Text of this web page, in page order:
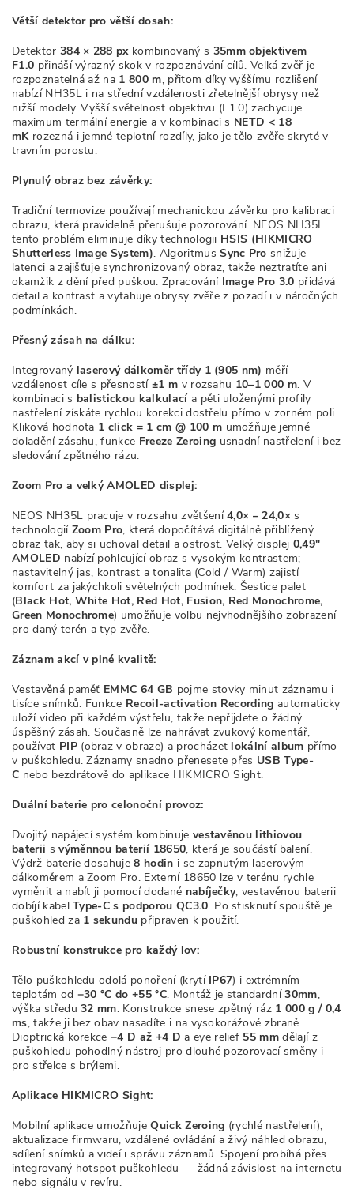
Větší detektor pro větší dosah:
Detektor 384 × 288 px kombinovaný s 35mm objektivem
F1.0 přináší výrazný skok v rozpoznávání cílů. Velká zvěř je
rozpoznatelná až na 1 800 m, přitom díky vyššímu rozlišení
nabízí NH35L i na střední vzdálenosti zřetelnější obrysy než
nižší modely. Vyšší světelnost objektivu (F1.0) zachycuje
maximum termální energie a v kombinaci s NETD < 18
mK rozezná i jemné teplotní rozdíly, jako je tělo zvěře skryté v
travním porostu.
Plynulý obraz bez závěrky:
Tradiční termovize používají mechanickou závěrku pro kalibraci
obrazu, která pravidelně přerušuje pozorování. NEOS NH35L
tento problém eliminuje díky technologii HSIS (HIKMICRO
Shutterless Image System). Algoritmus Sync Pro snižuje
latenci a zajišťuje synchronizovaný obraz, takže neztratíte ani
okamžik z dění před puškou. Zpracování Image Pro 3.0 přidává
detail a kontrast a vytahuje obrysy zvěře z pozadí i v náročných
podmínkách.
Přesný zásah na dálku:
Integrovaný laserový dálkoměr třídy 1 (905 nm) měří
vzdálenost cíle s přesností ±1 m v rozsahu 10–1 000 m. V
kombinaci s balistickou kalkulací a pěti uloženými profily
nastřelení získáte rychlou korekci dostřelu přímo v zorném poli.
Kliková hodnota 1 click = 1 cm @ 100 m umožňuje jemné
doladění zásahu, funkce Freeze Zeroing usnadní nastřelení i bez
sledování zpětného rázu.
Zoom Pro a velký AMOLED displej:
NEOS NH35L pracuje v rozsahu zvětšení 4,0× – 24,0× s
technologií Zoom Pro, která dopočítává digitálně přiblížený
obraz tak, aby si uchoval detail a ostrost. Velký displej 0,49"
AMOLED nabízí pohlcující obraz s vysokým kontrastem;
nastavitelný jas, kontrast a tonalita (Cold / Warm) zajistí
komfort za jakýchkoli světelných podmínek. Šestice palet
(Black Hot, White Hot, Red Hot, Fusion, Red Monochrome,
Green Monochrome) umožňuje volbu nejvhodnějšího zobrazení
pro daný terén a typ zvěře.
Záznam akcí v plné kvalitě:
Vestavěná paměť EMMC 64 GB pojme stovky minut záznamu i
tisíce snímků. Funkce Recoil-activation Recording automaticky
uloží video při každém výstřelu, takže nepřijdete o žádný
úspěšný zásah. Současně lze nahrávat zvukový komentář,
používat PIP (obraz v obraze) a procházet lokální album přímo
v puškohledu. Záznamy snadno přenesete přes USB Type-
C nebo bezdrátově do aplikace HIKMICRO Sight.
Duální baterie pro celonoční provoz:
Dvojitý napájecí systém kombinuje vestavěnou lithiovou
baterii s výměnnou baterií 18650, která je součástí balení.
Výdrž baterie dosahuje 8 hodin i se zapnutým laserovým
dálkoměrem a Zoom Pro. Externí 18650 lze v terénu rychle
vyměnit a nabít ji pomocí dodané nabíječky; vestavěnou baterii
dobíjí kabel Type-C s podporou QC3.0. Po stisknutí spouště je
puškohled za 1 sekundu připraven k použití.
Robustní konstrukce pro každý lov:
Tělo puškohledu odolá ponoření (krytí IP67) i extrémním
teplotám od −30 °C do +55 °C. Montáž je standardní 30mm,
výška středu 32 mm. Konstrukce snese zpětný ráz 1 000 g / 0,4
ms, takže ji bez obav nasadíte i na vysokorážové zbraně.
Dioptrická korekce −4 D až +4 D a eye relief 55 mm dělají z
puškohledu pohodlný nástroj pro dlouhé pozorovací směny i
pro střelce s brýlemi.
Aplikace HIKMICRO Sight:
Mobilní aplikace umožňuje Quick Zeroing (rychlé nastřelení),
aktualizace firmwaru, vzdálené ovládání a živý náhled obrazu,
sdílení snímků a videí i správu záznamů. Spojení probíhá přes
integrovaný hotspot puškohledu — žádná závislost na internetu
nebo signálu v revíru.